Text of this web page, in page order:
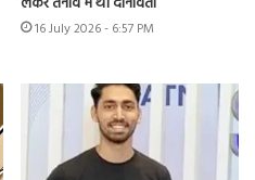
16 July 2026 - 6:57 PM